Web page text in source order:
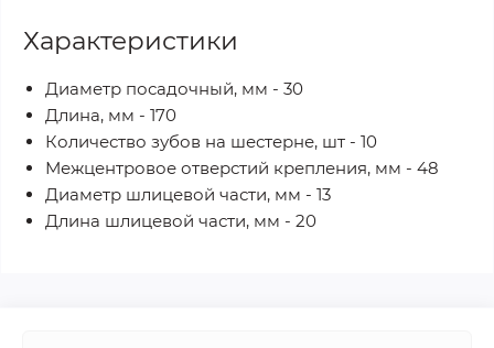
Характеристики
Диаметр посадочный, мм - 30
Длина, мм - 170
Количество зубов на шестерне, шт - 10
Межцентровое отверстий крепления, мм - 48
Диаметр шлицевой части, мм - 13
Длина шлицевой части, мм - 20